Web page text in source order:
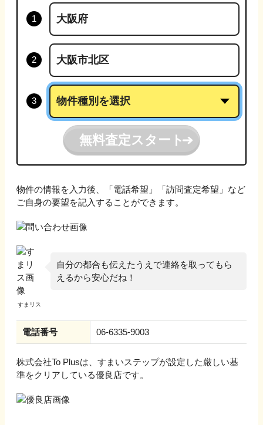
無料査定スタート
物件の情報を入力後、「電話希望」「訪問査定希望」など
ご自身の要望を記入することができます。
自分の都合も伝えたうえで連絡を取ってもら
えるから安心だね！
電話番号 06-6335-9003
株式会社To Plusは、すまいステップが設定した厳しい基
準をクリアしている優良店です。